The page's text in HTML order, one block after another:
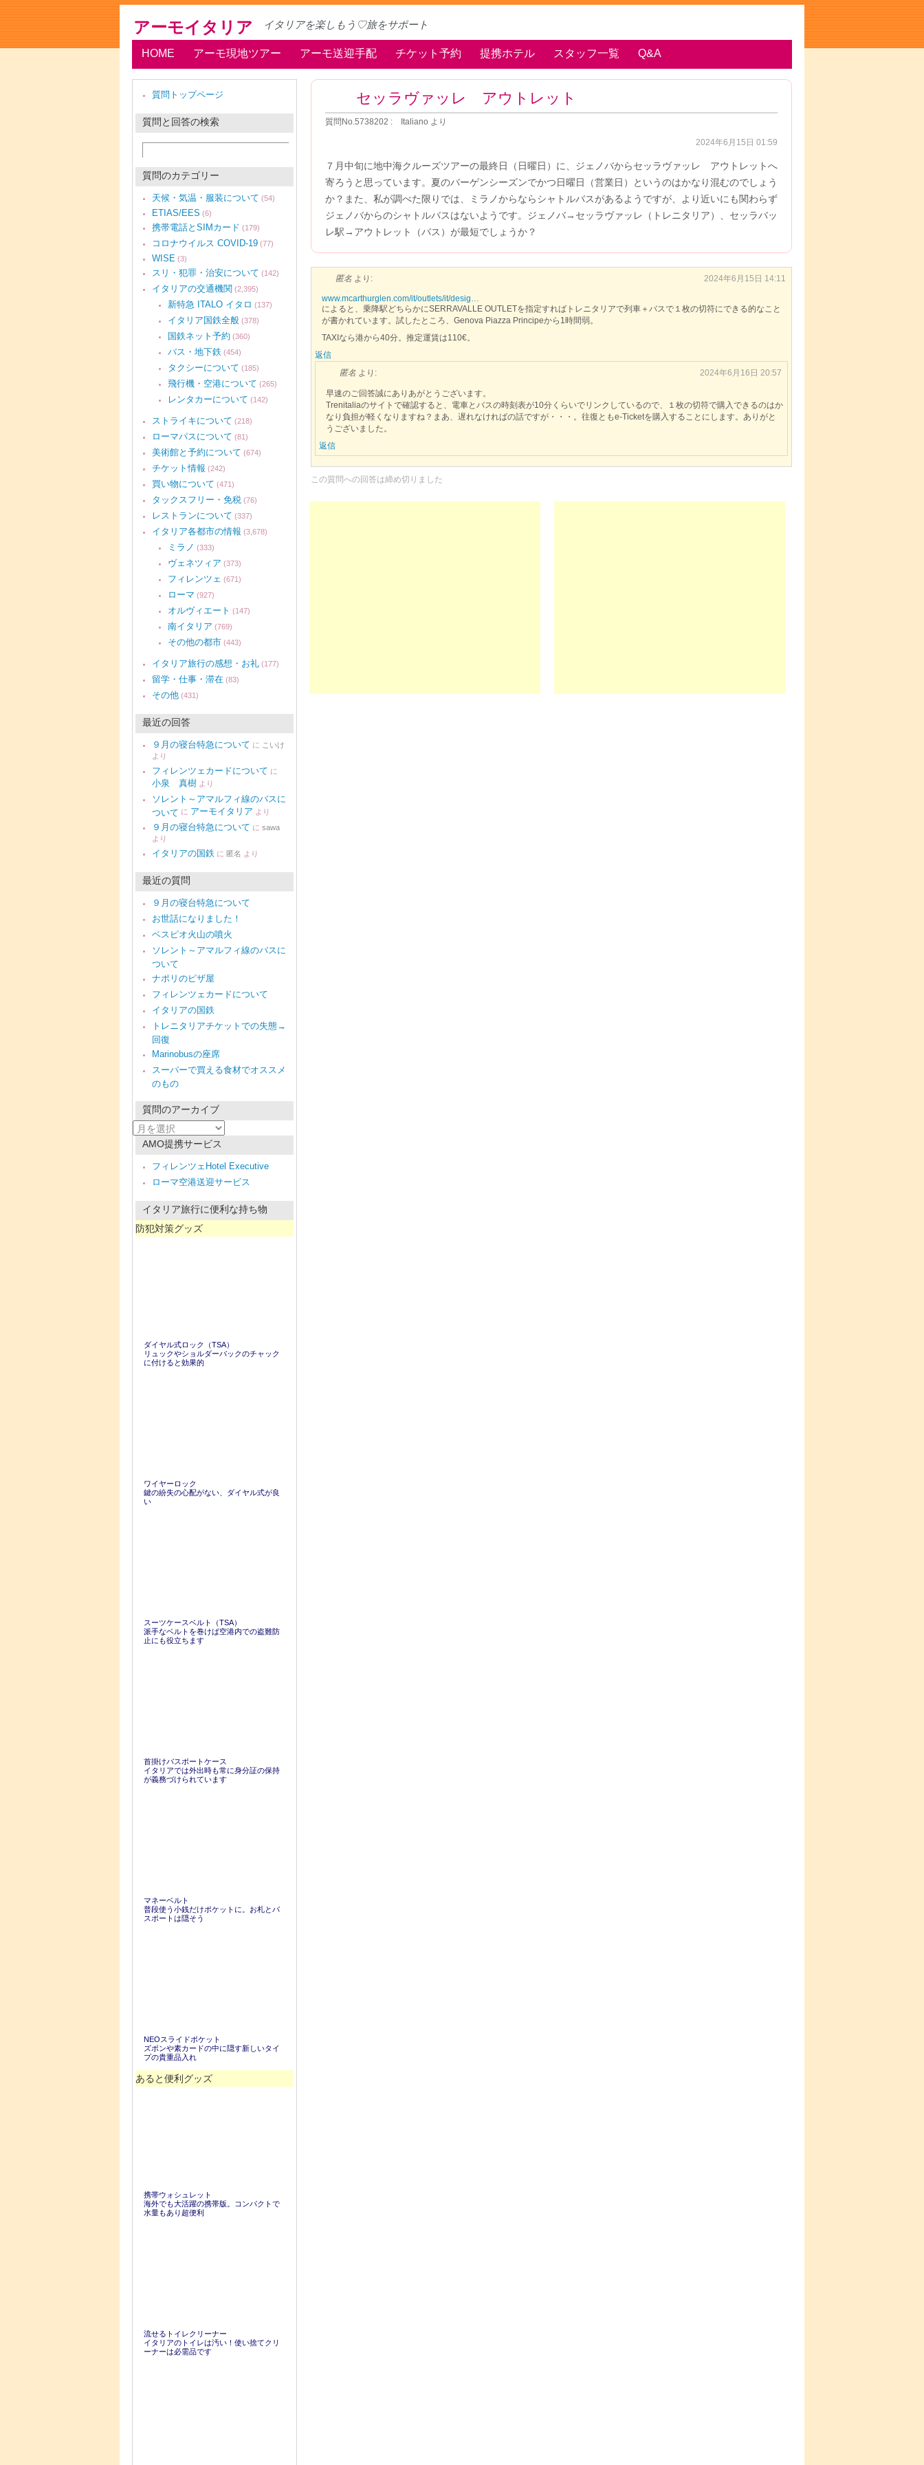
アーモイタリア イタリアを楽しもう♡旅をサポート
HOME アーモ現地ツアー アーモ送迎手配 チケット予約 提携ホテル スタッフ一覧 Q&A
セッラヴァッレ アウトレット
質問No.5738202 : Italiano より
2024年6月15日 01:59
７月中旬に地中海クルーズツアーの最終日（日曜日）に、ジェノバからセッラヴァッレ アウトレットへ
寄ろうと思っています。夏のバーゲンシーズンでかつ日曜日（営業日）というのはかなり混むのでしょう
か？また、私が調べた限りでは、ミラノからならシャトルバスがあるようですが、より近いにも関わらず
ジェノバからのシャトルバスはないようです。ジェノバ→セッラヴァッレ（トレニタリア）、セッラバッ
レ駅→アウトレット（バス）が最短でしょうか？
匿名 より: 2024年6月15日 14:11
www.mcarthurglen.com/it/outlets/it/desig…
によると、乗降駅どちらかにSERRAVALLE OUTLETを指定すればトレニタリアで列車＋バスで１枚の切符にできる的なこと
が書かれています。試したところ、Genova Piazza Principeから1時間弱。
TAXIなら港から40分。推定運賃は110€。
返信
匿名 より: 2024年6月16日 20:57
早速のご回答誠にありあがとうございます。
Trenitaliaのサイトで確認すると、電車とバスの時刻表が10分くらいでリンクしているので、１枚の切符で購入できるのはか
なり負担が軽くなりますね？まあ、遅れなければの話ですが・・・。往復ともe-Ticketを購入することにします。ありがと
うございました。
返信
この質問への回答は締め切りました
質問トップページ
質問と回答の検索
質問のカテゴリー
天候・気温・服装について (54)
ETIAS/EES (6)
携帯電話とSIMカード (179)
コロナウイルス COVID-19 (77)
WISE (3)
スリ・犯罪・治安について (142)
イタリアの交通機関 (2,395)
新特急 ITALO イタロ (137)
イタリア国鉄全般 (378)
国鉄ネット予約 (360)
バス・地下鉄 (454)
タクシーについて (185)
飛行機・空港について (265)
レンタカーについて (142)
ストライキについて (218)
ローマパスについて (81)
美術館と予約について (674)
チケット情報 (242)
買い物について (471)
タックスフリー・免税 (76)
レストランについて (337)
イタリア各都市の情報 (3,678)
ミラノ (333)
ヴェネツィア (373)
フィレンツェ (671)
ローマ (927)
オルヴィエート (147)
南イタリア (769)
その他の都市 (443)
イタリア旅行の感想・お礼 (177)
留学・仕事・滞在 (83)
その他 (431)
最近の回答
９月の寝台特急について に こいけ
より
フィレンツェカードについて に
小泉 真樹 より
ソレント～アマルフィ線のバスに
ついて に アーモイタリア より
９月の寝台特急について に sawa
より
イタリアの国鉄 に 匿名 より
最近の質問
９月の寝台特急について
お世話になりました！
ベスピオ火山の噴火
ソレント～アマルフィ線のバスに
ついて
ナポリのピザ屋
フィレンツェカードについて
イタリアの国鉄
トレニタリアチケットでの失態→
回復
Marinobusの座席
スーパーで買える食材でオススメ
のもの
質問のアーカイブ
質
問
AMO提携サービス
フィレンツェHotel Executive
ローマ空港送迎サービス
イタリア旅行に便利な持ち物
防犯対策グッズ
ダイヤル式ロック（TSA）
リュックやショルダーバックのチャック
に付けると効果的
ワイヤーロック
鍵の紛失の心配がない、ダイヤル式が良
い
スーツケースベルト（TSA）
派手なベルトを巻けば空港内での盗難防
止にも役立ちます
首掛けパスポートケース
イタリアでは外出時も常に身分証の保持
が義務づけられています
マネーベルト
普段使う小銭だけポケットに。お札とパ
スポートは隠そう
NEOスライドポケット
ズボンや素カードの中に隠す新しいタイ
プの貴重品入れ
あると便利グッズ
携帯ウォシュレット
海外でも大活躍の携帯版。コンパクトで
水量もあり超便利
流せるトイレクリーナー
イタリアのトイレは汚い！使い捨てクリ
ーナーは必需品です